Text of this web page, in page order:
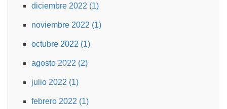
diciembre 2022 (1)
noviembre 2022 (1)
octubre 2022 (1)
agosto 2022 (2)
julio 2022 (1)
febrero 2022 (1)